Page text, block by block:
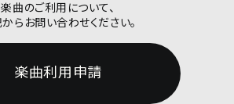
楽曲のご利用について、
らお問い合わせください。
楽曲利用申請